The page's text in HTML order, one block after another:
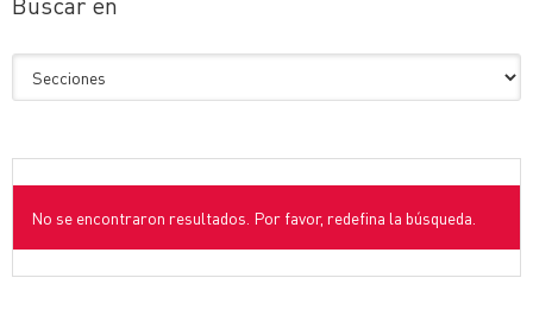
No se encontraron resultados. Por favor, redefina la búsqueda.